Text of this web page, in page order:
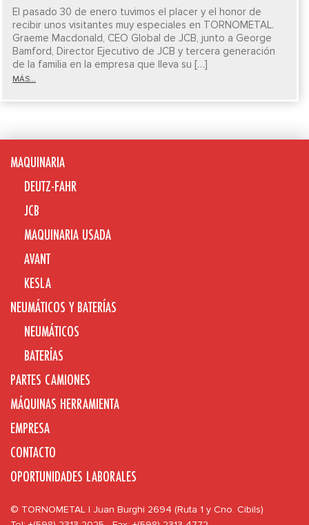
El pasado 30 de enero tuvimos el placer y el honor de
recibir unos visitantes muy especiales en TORNOMETAL.
Graeme Macdonald, CEO Global de JCB, junto a George
Bamford, Director Ejecutivo de JCB y tercera generación
de la familia en la empresa que lleva su […]
MÁS...
MAQUINARIA
DEUTZ-FAHR
JCB
MAQUINARIA USADA
AVANT
KESLA
NEUMÁTICOS Y BATERÍAS
NEUMÁTICOS
BATERÍAS
PARTES CAMIONES
MÁQUINAS HERRAMIENTA
EMPRESA
CONTACTO
OPORTUNIDADES LABORALES
© TORNOMETAL | Juan Burghi 2694 (Ruta 1 y Cno. Cibils)